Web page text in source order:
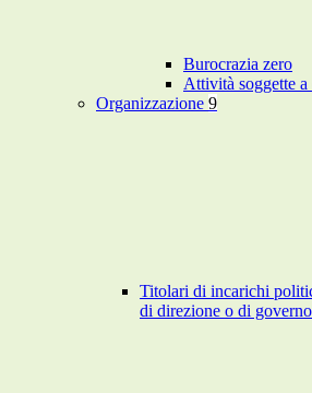
Burocrazia zero
Attività soggette
Organizzazione 9
Titolari di incarichi
di direzione o di governo